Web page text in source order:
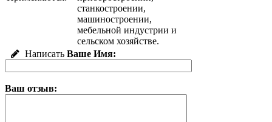
станкостроении,
машиностроении,
мебельной индустрии и
сельском хозяйстве.
Написать Ваше Имя:
Ваш отзыв: